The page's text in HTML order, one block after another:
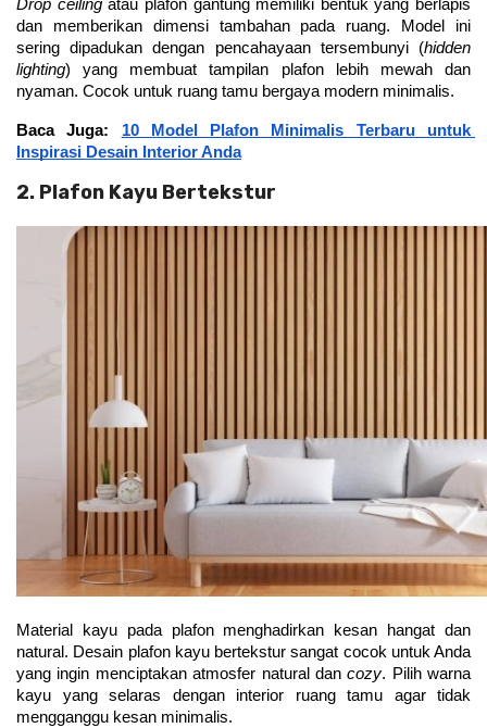
Drop ceiling atau plafon gantung memiliki bentuk yang berlapis
dan memberikan dimensi tambahan pada ruang. Model ini
sering dipadukan dengan pencahayaan tersembunyi (hidden
lighting) yang membuat tampilan plafon lebih mewah dan
nyaman. Cocok untuk ruang tamu bergaya modern minimalis.
Baca Juga: 10 Model Plafon Minimalis Terbaru untuk
Inspirasi Desain Interior Anda
2. Plafon Kayu Bertekstur
Material kayu pada plafon menghadirkan kesan hangat dan
natural. Desain plafon kayu bertekstur sangat cocok untuk Anda
yang ingin menciptakan atmosfer natural dan cozy. Pilih warna
kayu yang selaras dengan interior ruang tamu agar tidak
mengganggu kesan minimalis.